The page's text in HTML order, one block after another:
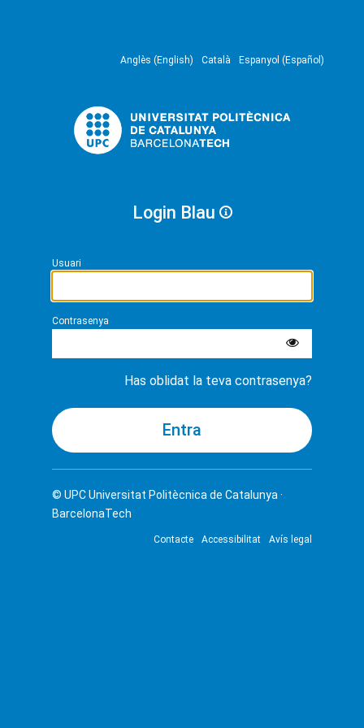
Anglès (English) Català Espanyol (Español)
Login Blau
Usuari
Contrasenya
Has oblidat la teva contrasenya?
© UPCUniversitat Politècnica de Catalunya ·
BarcelonaTech
Contacte Accessibilitat Avís legal